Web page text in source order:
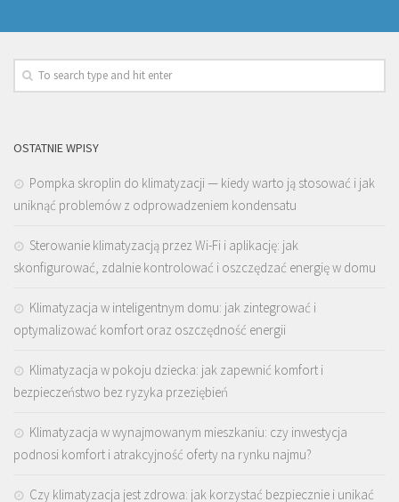
OSTATNIE WPISY
Pompka skroplin do klimatyzacji — kiedy warto ją stosować i jak
uniknąć problemów z odprowadzeniem kondensatu
Sterowanie klimatyzacją przez Wi-Fi i aplikację: jak
skonfigurować, zdalnie kontrolować i oszczędzać energię w domu
Klimatyzacja w inteligentnym domu: jak zintegrować i
optymalizować komfort oraz oszczędność energii
Klimatyzacja w pokoju dziecka: jak zapewnić komfort i
bezpieczeństwo bez ryzyka przeziębień
Klimatyzacja w wynajmowanym mieszkaniu: czy inwestycja
podnosi komfort i atrakcyjność oferty na rynku najmu?
Czy klimatyzacja jest zdrowa: jak korzystać bezpiecznie i unikać